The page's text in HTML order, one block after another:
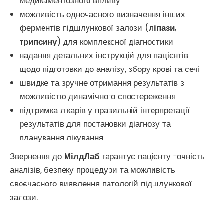
можливість одночасного визначення інших
ферментів підшлункової залози (ліпази,
трипсину) для комплексної діагностики
надання детальних інструкцій для пацієнтів
щодо підготовки до аналізу, збору крові та сечі
швидке та зручне отримання результатів з
можливістю динамічного спостереження
підтримка лікарів у правильній інтерпретації
результатів для постановки діагнозу та
планування лікування
Звернення до МілдЛаб гарантує пацієнту точність
аналізів, безпеку процедури та можливість
своєчасного виявлення патологій підшлункової
залози.